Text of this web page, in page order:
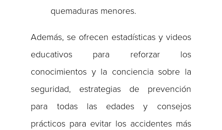
quemaduras menores.
Además, se ofrecen estadísticas y videos
educativos para reforzar los
conocimientos y la conciencia sobre la
seguridad, estrategias de prevención
para todas las edades y consejos
prácticos para evitar los accidentes más